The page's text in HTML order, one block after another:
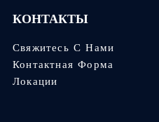
КОНТАКТЫ
Свяжитесь С Нами
Контактная Форма
Локации